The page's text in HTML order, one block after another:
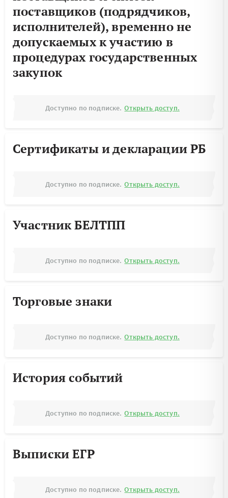
поставщиков (подрядчиков,
исполнителей), временно не
допускаемых к участию в
процедурах государственных
закупок
Доступно по подписке. Открыть доступ.
Сертификаты и декларации РБ
Доступно по подписке. Открыть доступ.
Участник БЕЛТПП
Доступно по подписке. Открыть доступ.
Торговые знаки
Доступно по подписке. Открыть доступ.
История событий
Доступно по подписке. Открыть доступ.
Выписки ЕГР
Доступно по подписке. Открыть доступ.